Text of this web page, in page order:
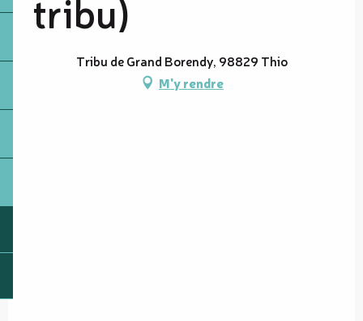
tribu)
Tribu de Grand Borendy, 98829 Thio
M'y rendre